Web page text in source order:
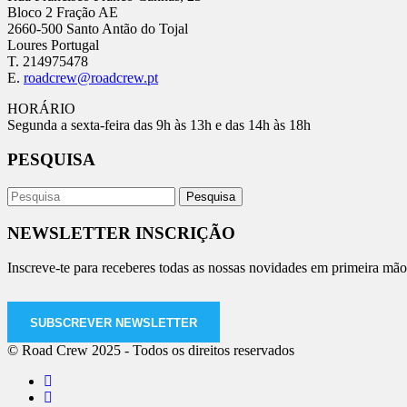
Bloco 2 Fração AE
2660-500 Santo Antão do Tojal
Loures Portugal
T. 214975478
E. roadcrew@roadcrew.pt
HORÁRIO
Segunda a sexta-feira das 9h às 13h e das 14h às 18h
PESQUISA
NEWSLETTER INSCRIÇÃO
Inscreve-te para receberes todas as nossas novidades em primeira
SUBSCREVER NEWSLETTER
© Road Crew 2025 - Todos os direitos reservados